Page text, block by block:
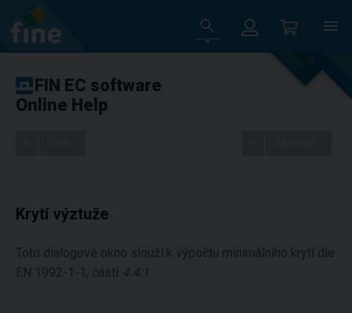
FIN EC software
Online Help
Krytí výztuže
Toto dialogové okno slouží k výpočtu minimálního krytí dle
EN 1992-1-1, části 4.4.1